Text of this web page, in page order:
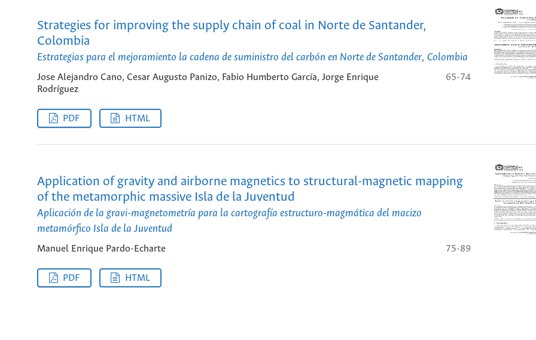
Strategies for improving the supply chain of coal in Norte de Santander,
Colombia
Estrategias para el mejoramiento la cadena de suministro del carbón en Norte de Santander, Colombia
Jose Alejandro Cano, Cesar Augusto Panizo, Fabio Humberto García, Jorge Enrique
Rodríguez
65-74
PDF HTML
Application of gravity and airborne magnetics to structural-magnetic mapping
of the metamorphic massive Isla de la Juventud
Aplicación de la gravi-magnetometría para la cartografía estructuro-magmática del macizo
metamórfico Isla de la Juventud
Manuel Enrique Pardo-Echarte 75-89
PDF HTML